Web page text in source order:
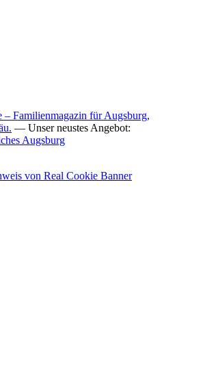
– Familienmagazin für Augsburg,
— Unser neustes Angebot:
Augsburg
von Real Cookie Banner